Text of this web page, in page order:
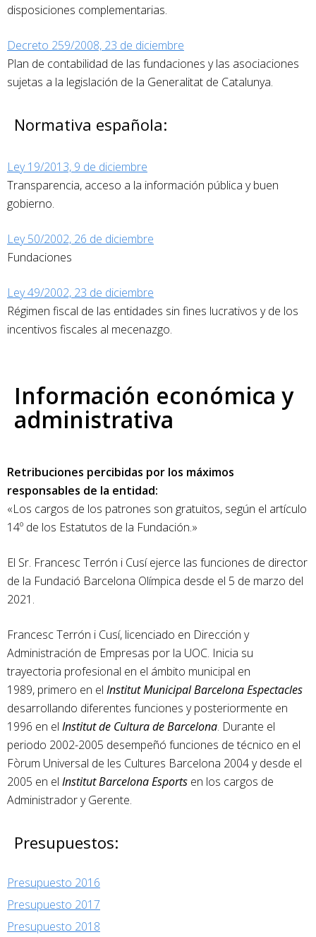
disposiciones complementarias.
Decreto 259/2008, 23 de diciembre
Plan de contabilidad de las fundaciones y las asociaciones
sujetas a la legislación de la Generalitat de Catalunya.
Normativa española:
Ley 19/2013, 9 de diciembre
Transparencia, acceso a la información pública y buen
gobierno.
Ley 50/2002, 26 de diciembre
Fundaciones
Ley 49/2002, 23 de diciembre
Régimen fiscal de las entidades sin fines lucrativos y de los
incentivos fiscales al mecenazgo.
Información económica y
administrativa
Retribuciones percibidas por los máximos
responsables de la entidad:
«Los cargos de los patrones son gratuitos, según el artículo
14º de los Estatutos de la Fundación.»
El Sr. Francesc Terrón i Cusí ejerce las funciones de director
de la Fundació Barcelona Olímpica desde el 5 de marzo del
2021.
Francesc Terrón i Cusí, licenciado en Dirección y
Administración de Empresas por la UOC. Inicia su
trayectoria profesional en el ámbito municipal en
1989, primero en el Institut Municipal Barcelona Espectacles
desarrollando diferentes funciones y posteriormente en
1996 en el Institut de Cultura de Barcelona. Durante el
periodo 2002-2005 desempeñó funciones de técnico en el
Fòrum Universal de les Cultures Barcelona 2004 y desde el
2005 en el Institut Barcelona Esports en los cargos de
Administrador y Gerente.
Presupuestos:
Presupuesto 2016
Presupuesto 2017
Presupuesto 2018